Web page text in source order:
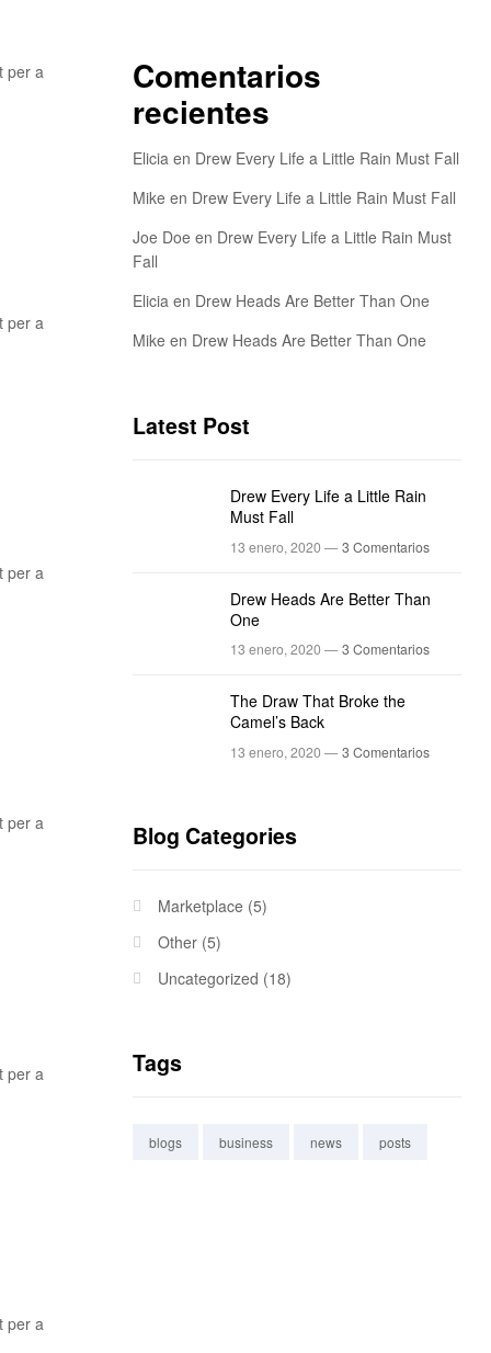
per a
per a
per a
per a
per a
per a
Comentarios
recientes
Elicia en Drew Every Life a Little Rain Must Fall
Mike en Drew Every Life a Little Rain Must Fall
Joe Doe en Drew Every Life a Little Rain Must
Fall
Elicia en Drew Heads Are Better Than One
Mike en Drew Heads Are Better Than One
Latest Post
Drew Every Life a Little Rain
Must Fall
13 enero, 2020 — 3 Comentarios
Drew Heads Are Better Than
One
13 enero, 2020 — 3 Comentarios
The Draw That Broke the
Camel’s Back
13 enero, 2020 — 3 Comentarios
Blog Categories
Marketplace (5)
Other(5)
Uncategorized (18)
Tags
blogs business news posts